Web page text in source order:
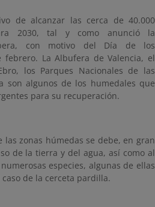
de alcanzar las cerca de 40.000
2030, tal y como anunció la
con motivo del Día de los
febrero. La Albufera de Valencia, el
los Parques Nacionales de las
son algunos de los humedales que
para su recuperación.
las zonas húmedas se debe, en gran
de la tierra y del agua, así como al
especies, algunas de ellas
de la cerceta pardilla.